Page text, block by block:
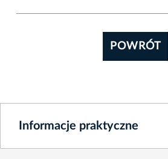
POWRÓT
Informacje praktyczne